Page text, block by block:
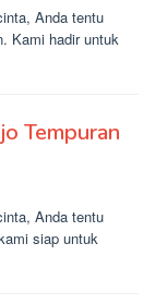
Anda tentu
Kami hadir untuk
Tempuran
Anda tentu
siap untuk